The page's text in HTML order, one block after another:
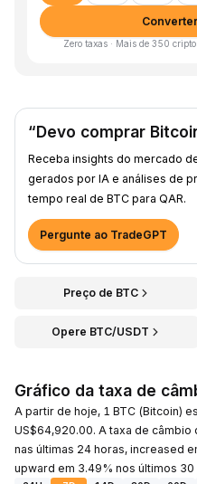
Zero taxas · Mais de 350
“Devo comprar
Receba insights do mercado
gerados por IA e análises de
tempo real de BTC para QAR.
Pergunte ao TradeGPT
Preço de BTC
Opere BTC/USDT
Gráfico da taxa de
A partir de hoje, 1 BTC (Bitcoin)
US$64,920.00. A taxa de câmbio
nas últimas 24 horas, increased
upward em 3.49% nos últimos 30